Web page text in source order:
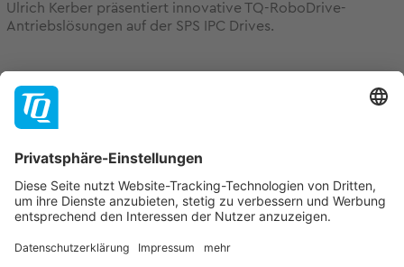
Ulrich Kerber präsentiert innovative TQ-RoboDrive-
Antriebslösungen auf der SPS IPC Drives.
Ihre Zustimmung zur Verwendung des Video-Player-
Dienstes "YouTube Video".
Dieser Service kann Daten zu Ihren Aktivitäten
sammeln. Bitte informieren Sie sich hierzu genauer
und stimmen Sie der Nutzung des Service zu.